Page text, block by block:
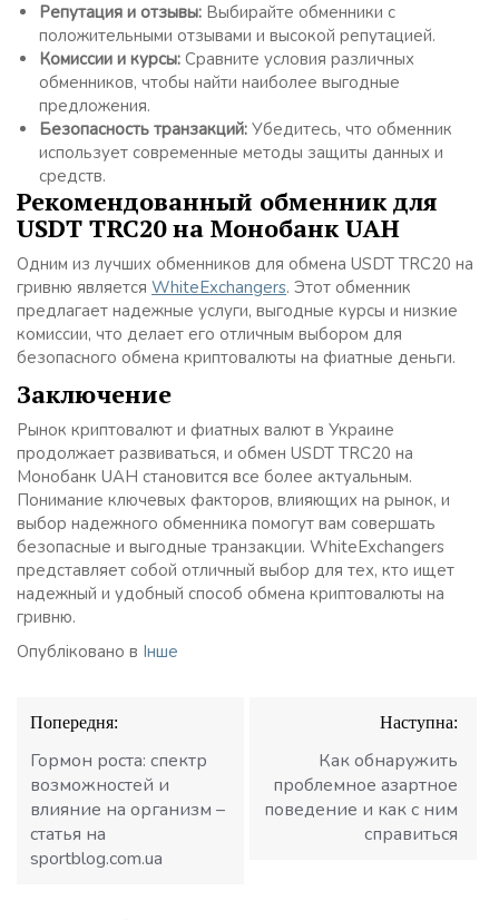
Репутация и отзывы: Выбирайте обменники с
положительными отзывами и высокой репутацией.
Комиссии и курсы: Сравните условия различных
обменников, чтобы найти наиболее выгодные
предложения.
Безопасность транзакций: Убедитесь, что обменник
использует современные методы защиты данных и
средств.
Рекомендованный обменник для
USDT TRC20 на Монобанк UAH
Одним из лучших обменников для обмена USDT TRC20 на
гривню является WhiteExchangers. Этот обменник
предлагает надежные услуги, выгодные курсы и низкие
комиссии, что делает его отличным выбором для
безопасного обмена криптовалюты на фиатные деньги.
Заключение
Рынок криптовалют и фиатных валют в Украине
продолжает развиваться, и обмен USDT TRC20 на
Монобанк UAH становится все более актуальным.
Понимание ключевых факторов, влияющих на рынок, и
выбор надежного обменника помогут вам совершать
безопасные и выгодные транзакции. WhiteExchangers
представляет собой отличный выбор для тех, кто ищет
надежный и удобный способ обмена криптовалюты на
гривню.
Опубліковано в Інше
Навігація
записів
Попередня:
Гормон роста: спектр
возможностей и
влияние на организм –
статья на
sportblog.com.ua
Наступна:
Как обнаружить
проблемное азартное
поведение и как с ним
справиться